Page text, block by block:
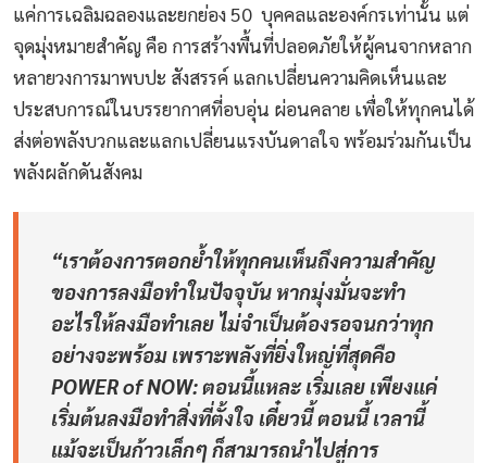
แค่การเฉลิมฉลองและยกย่อง 50 บุคคลและองค์กรเท่านั้น แต่
จุดมุ่งหมายสำคัญ คือ การสร้างพื้นที่ปลอดภัยให้ผู้คนจากหลาก
หลายวงการมาพบปะ สังสรรค์ แลกเปลี่ยนความคิดเห็นและ
ประสบการณ์ในบรรยากาศที่อบอุ่น ผ่อนคลาย เพื่อให้ทุกคนได้
ส่งต่อพลังบวกและแลกเปลี่ยนแรงบันดาลใจ พร้อมร่วมกันเป็น
พลังผลักดันสังคม
“เราต้องการตอกย้ำให้ทุกคนเห็นถึงความสำคัญ
ของการลงมือทำในปัจจุบัน หากมุ่งมั่นจะทำ
อะไรให้ลงมือทำเลย ไม่จำเป็นต้องรอจนกว่าทุก
อย่างจะพร้อม เพราะพลังที่ยิ่งใหญ่ที่สุดคือ
POWER of NOW: ตอนนี้แหละ เริ่มเลย เพียงแค่
เริ่มต้นลงมือทำสิ่งที่ตั้งใจ เดี๋ยวนี้ ตอนนี้ เวลานี้
แม้จะเป็นก้าวเล็กๆ ก็สามารถนำไปสู่การ